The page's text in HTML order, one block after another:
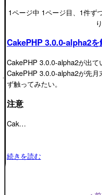
1ページ中 1ページ目、1件ず
CakePHP 3.0.0-alpha2
CakePHP 3.0.0-alpha2が出て
CakePHP 3.0.0-alpha2が先月
ず触ってみたい。
注意
Cak…
続きを読む